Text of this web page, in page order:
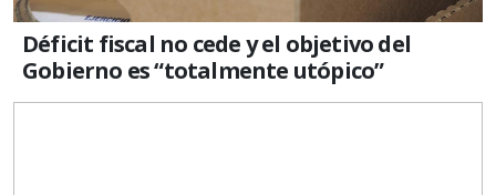
Déficit fiscal no cede y el objetivo del
Gobierno es “totalmente utópico”